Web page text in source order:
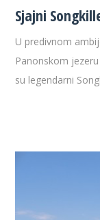
Sjajni
U predivnom
Panonskom
su legendarni